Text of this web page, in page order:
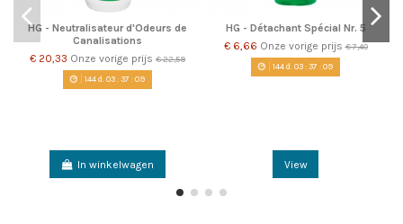
HG - Neutralisateur d'Odeurs de
Canalisations
€ 20,33 Onze vorige prijs € 22,59
144d. 03:37 :08
In winkelwagen
HG - Détachant Spécial Nr. 5
€ 6,66 Onze vorige prijs€ 7,40
144d. 03:37 :08
View